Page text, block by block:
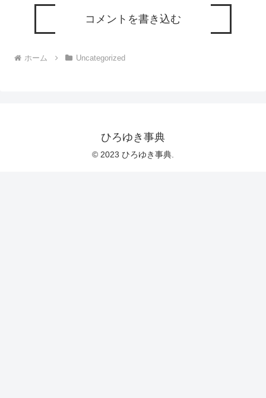
コメントを書き込む
ホーム Uncategorized
ひろゆき事典
© 2023 ひろゆき事典.